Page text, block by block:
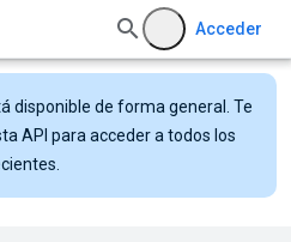
Acceder
disponible de forma general. Te
API para acceder a todos los